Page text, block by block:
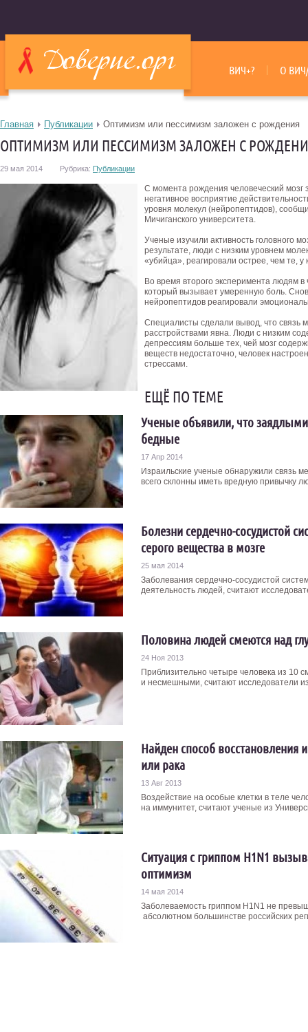
ВИЧ+? О
Главная Публикации Оптимизм или пессимизм заложен с рождения
ОПТИМИЗМ ИЛИ ПЕССИМИЗМ ЗАЛОЖЕН С
29 мая 2014 Рубрика: Публикации
С момента рождения человеческий мозг
негативное восприятие
уровня молекул (нейропептидов),
Мичиганского университета.
Ученые изучили активность головного
результате, люди с низким уровнем
«убийца», реагировали острее, чем те,
Во время второго эксперимента людям
который вызывает умеренную боль.
нейропептидов реагировали
Специалисты сделали вывод, что связь
расстройствами явна. Люди с низким
депрессиям больше тех, чей мозг
веществ недостаточно, человек
стрессами.
ЕЩЁ ПО ТЕМЕ
Ученые объявили, что
бедные
17 Апр 2014
Израильские ученые обнаружили связь
всего склонны иметь вредную привычку
Болезни сердечно-сосудистой
серого вещества в мозге
25 мая 2014
Заболевания сердечно-сосудистой
деятельность людей, считают
Половина людей смеются над
24 Ноя 2013
Приблизительно четыре человека из 10
и несмешными, считают исследователи
Найден способ восстановления
или рака
13 Авг 2013
Воздействие на особые клетки в теле
на иммунитет, считают ученые из
Ситуация с гриппом H1N1
оптимизм
14 мая 2014
Заболеваемость гриппом H1N1 не
абсолютном большинстве российских